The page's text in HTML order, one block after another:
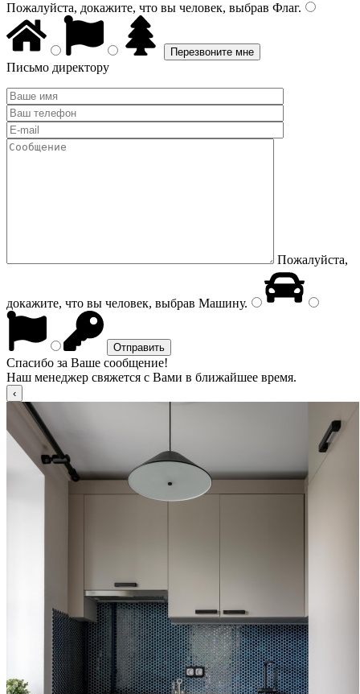
Пожалуйста, докажите, что вы человек, выбрав Флаг.
Письмо директору
Пожалуйста,
докажите, что вы человек, выбрав Машину.
Спасибо за Ваше сообщение!
Наш менеджер свяжется с Вами в ближайшее время.